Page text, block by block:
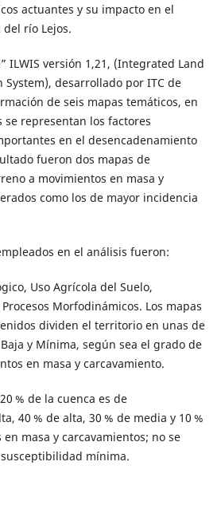
actuantes y su impacto en el
río Lejos.
ILWIS versión 1,21, (Integrated Land
desarrollado por ITC de
de seis mapas temáticos, en
se representan los factores
en el desencadenamiento
fueron dos mapas de
a movimientos en masa y
como los de mayor incidencia
en el análisis fueron:
Uso Agrícola del Suelo,
Morfodinámicos. Los mapas
dividen el territorio en unas de
y Mínima, según sea el grado de
en masa y carcavamiento.
% de la cuenca es de
40 % de alta, 30 % de media y 10 %
masa y carcavamientos; no se
mínima.